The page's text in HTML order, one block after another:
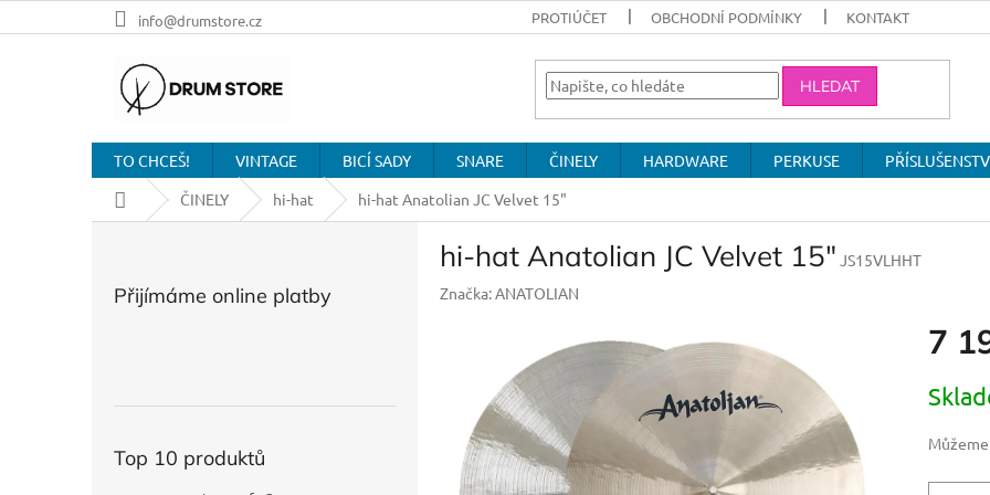
na
info@drumstore.cz PROTIÚČET OBCHODNÍ PODMÍNKY KONTAKT
HLEDAT
TO CHCEŠ! VINTAGE BICÍ SADY SNARE ČINELY HARDWARE PERKUSE
Domů
ČINELY hi-hat hi-hat Anatolian JC Velvet 15"
Přijímáme online platby
Top 10 produktů
hi-hat Anatolian JC Velvet 15" JS15VLHHT
Značka:ANATOLIAN
7
cena: